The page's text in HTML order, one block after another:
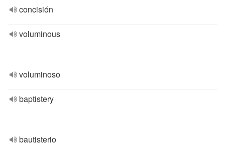
concisión
voluminous
voluminoso
baptistery
bautisterio